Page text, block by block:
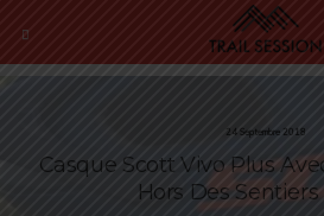
24 Septembre 2018
Casque Scott Vivo Plus
Hors Des